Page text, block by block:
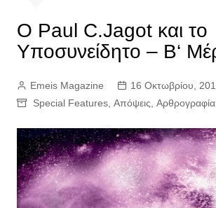
Ο Paul C.Jagot και το
Υποσυνείδητο – Β‘
Emeis Magazine 16 Οκτωβρίου,
Special Features, Απόψεις Αρθρογραφία